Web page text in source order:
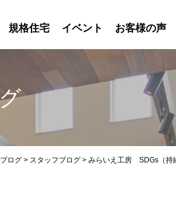
規格住宅 イベント お客様の声
ブログ > スタッフブログ > みらいえ工房 SDGs（持